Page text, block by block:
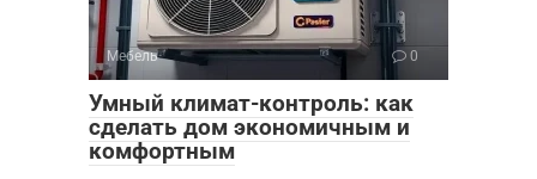
Мебель 0
Умный климат-контроль: как
сделать дом экономичным и
комфортным